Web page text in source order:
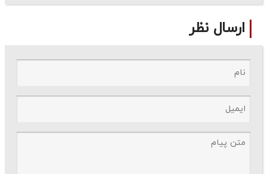
ارسال نظر